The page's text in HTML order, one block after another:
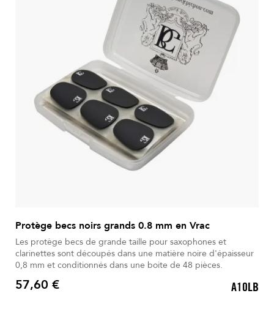
Protège becs noirs grands 0.8 mm en Vrac
Les protège becs de grande taille pour saxophones et
clarinettes sont découpés dans une matière noire d'épaisseur
0,8 mm et conditionnés dans une boite de 48 pièces.
Prix
57,60 € A10LB